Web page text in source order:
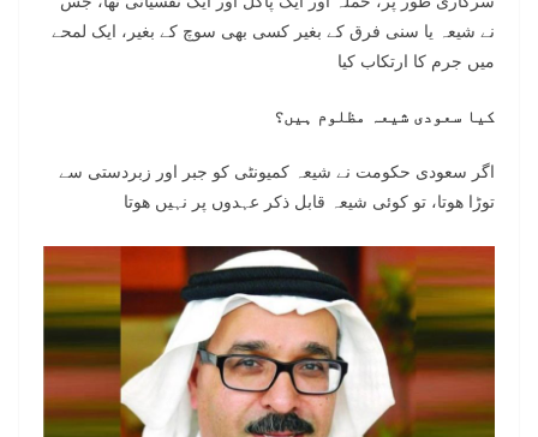
نے شیعہ یا سنی فرق کے بغیر کسی بھی سوچ کے بغیر، ایک لمحے
میں جرم کا ارتکاب کیا
کیا سعودی شیعہ مظلوم ہیں؟
اگر سعودی حکومت نے شیعہ کمیونٹی کو جبر اور زبردستی سے
توڑا هوتا، تو کوئی شیعہ قابل ذکر عہدوں پر نہیں هوتا